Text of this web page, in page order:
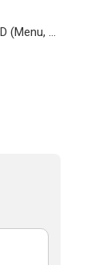
Car Parking Multiplayer MOD (Menu, Vô Hạn Tiền, Mở Khoá) 4.9.4.1 APK